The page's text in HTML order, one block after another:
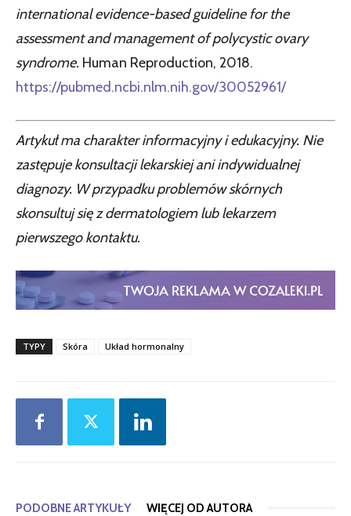
international evidence-based guideline for the
assessment and management of polycystic ovary
syndrome. Human Reproduction, 2018.
https://pubmed.ncbi.nlm.nih.gov/30052961/
Artykuł ma charakter informacyjny i edukacyjny. Nie
zastępuje konsultacji lekarskiej ani indywidualnej
diagnozy. W przypadku problemów skórnych
skonsultuj się z dermatologiem lub lekarzem
pierwszego kontaktu.
TYPY Skóra Układ hormonalny
PODOBNE ARTYKUŁY WIĘCEJ OD AUTORA